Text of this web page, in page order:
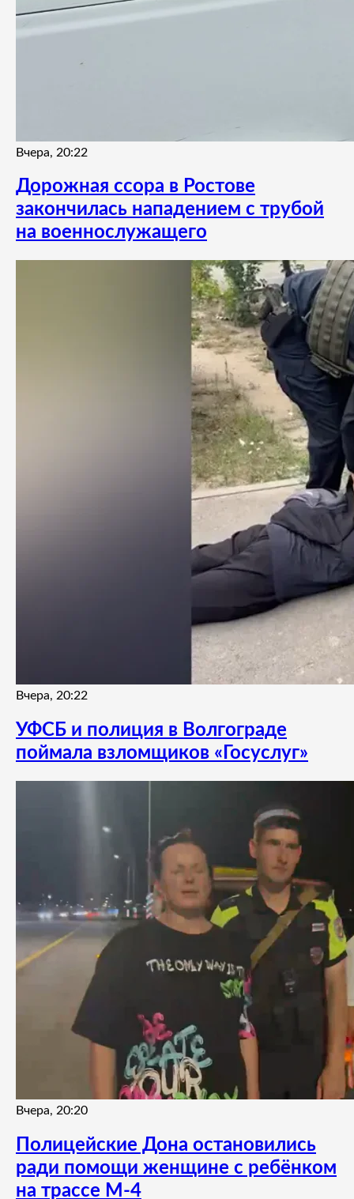
Вчера, 20:22
Дорожная ссора в Ростове
закончилась нападением с трубой
на военнослужащего
Вчера, 20:22
УФСБ и полиция в Волгограде
поймала взломщиков «Госуслуг»
Вчера, 20:20
Полицейские Дона остановились
ради помощи женщине с ребёнком
на трассе М-4